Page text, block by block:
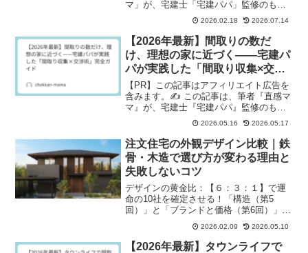
マ」が、宅建士「宅建パパ」監修のも
と、カタログの性能数値をどう読むべき
かを実体験ベースで整理したものです。
私たちのことを詳しく知りたい方は → 直
感ママ・宅建パパ...
2026.02.18 2026.07.14
【2026年最新】間取りの数だ
け、理想の家に近づく——宅建パ
パが実践した「間取り収集×交渉
術」完全ガイド
【PR】この記事はアフィリエイト広告を
含みます。✍️ この記事は、筆者『直感マ
マ』が、宅建士『宅建パパ』監修のも
と、実際の間取り収集・交渉の実体験を
もとに書いています。私たちのことを詳
しく知りたい方は→ 直感ママ・宅建パパ
って何者？！🎁 特...
2026.05.16 2026.05.17
注文住宅の外観デザイン比較｜鉄
骨・木造で選び方が変わる理由と
失敗しないコツ
デザインの黄金比：【６：３：１】で運
命の10社を確定させる！「構造（第5
回）」と「ブランドと価格（第6回）」と
いう、お家の「中身」について学んでき
たこの連載。 でも、直感ママである私に
は、どうしても我慢できないことがあり
2026.02.09 2026.05.10
【2026年最新】タウンライフで